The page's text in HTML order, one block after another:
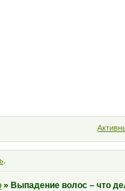
.
»Выпадение волос – что